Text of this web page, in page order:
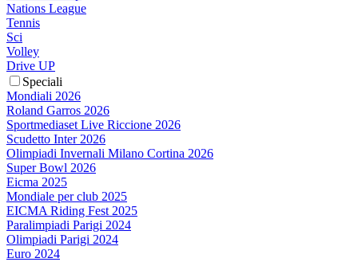
Nations League
Tennis
Sci
Volley
Drive UP
Speciali
Mondiali 2026
Roland Garros 2026
Sportmediaset Live Riccione 2026
Scudetto Inter 2026
Olimpiadi Invernali Milano Cortina 2026
Super Bowl 2026
Eicma 2025
Mondiale per club 2025
EICMA Riding Fest 2025
Paralimpiadi Parigi 2024
Olimpiadi Parigi 2024
Euro 2024